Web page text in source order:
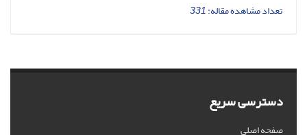
تعداد مشاهده مقاله:331
دسترسی سریع
صفحه اصلی